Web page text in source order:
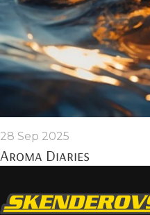
28 Sep 2025
Aroma Diaries